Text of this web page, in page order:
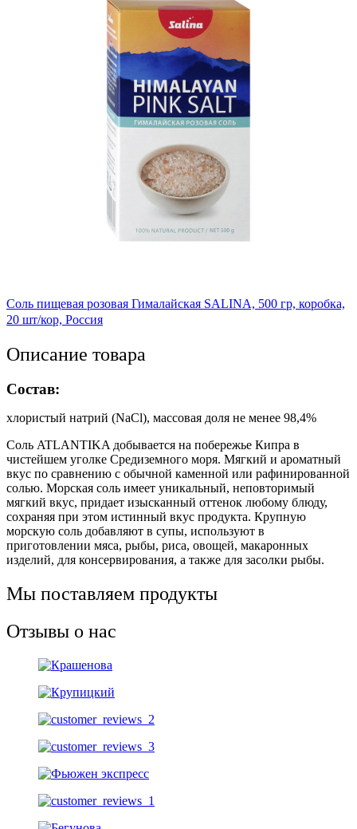
Соль пищевая розовая Гималайская SALINA, 500 гр, коробка,
20 шт/кор, Россия
Описание товара
Состав:
хлористый натрий (NaCl), массовая доля не менее 98,4%
Соль ATLANTIKA добывается на побережье Кипра в
чистейшем уголке Средиземного моря. Мягкий и ароматный
вкус по сравнению с обычной каменной или рафинированной
солью. Морская соль имеет уникальный, неповторимый
мягкий вкус, придает изысканный оттенок любому блюду,
сохраняя при этом истинный вкус продукта. Крупную
морскую соль добавляют в супы, используют в
приготовлении мяса, рыбы, риса, овощей, макаронных
изделий, для консервирования, а также для засолки рыбы.
Мы поставляем продукты
Отзывы о нас